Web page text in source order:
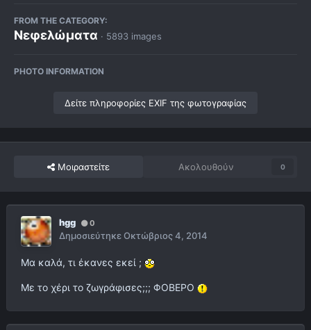
FROM THE CATEGORY:
Νεφελώματα · 5893 images
PHOTO INFORMATION
Δείτε πληροφορίες EXIF της φωτογραφίας
Μοιραστείτε Ακολουθούν 0
hgg 0
ΔημοσιεύτηκεΟκτώβριος 4, 2014
Μα καλά, τι έκανες εκεί ;
Με το χέρι το ζωγράφισες;;; ΦΟΒΕΡΟ